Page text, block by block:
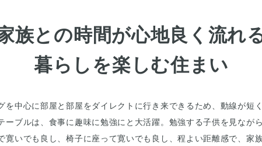
族との時間が心地良く流れ
暮らしを楽しむ住まい
を中心に部屋と部屋をダイレクトに行き来できるため、動線が短
ーブルは、食事に趣味に勉強にと大活躍。勉強する子供を見なが
寛いでも良し、椅子に座って寛いでも良し、程よい距離感で、家